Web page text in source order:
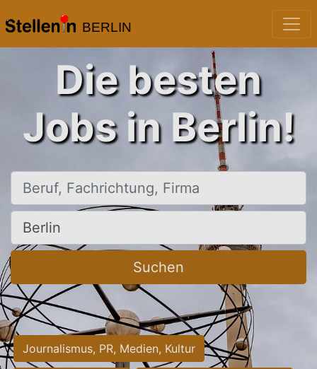
BERLIN
Die besten
Jobs in Berlin!
Beruf, Fachrichtung, Firma
Ort, Stadt
Suchen
Journalismus, PR, Medien, Kultur